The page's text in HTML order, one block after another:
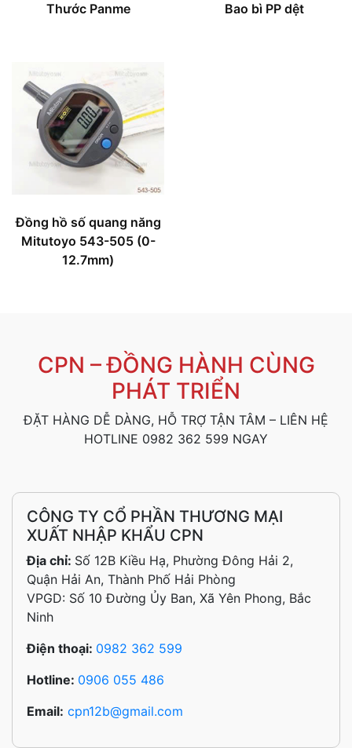
Thước Panme Bao bì PP dệt
Đồng hồ số quang năng
Mitutoyo 543-505 (0-
12.7mm)
CPN – ĐỒNG HÀNH CÙNG
PHÁT TRIỂN
ĐẶT HÀNG DỄ DÀNG, HỖ TRỢ TẬN TÂM – LIÊN HỆ
HOTLINE 0982 362 599 NGAY
CÔNG TY CỔ PHẦN THƯƠNG MẠI
XUẤT NHẬP KHẨU CPN
Địa chỉ: Số 12B Kiều Hạ, Phường Đông Hải 2,
Quận Hải An, Thành Phố Hải Phòng
VPGD: Số 10 Đường Ủy Ban, Xã Yên Phong, Bắc
Ninh
Điện thoại: 0982 362 599
Hotline: 0906 055 486
Email: cpn12b@gmail.com